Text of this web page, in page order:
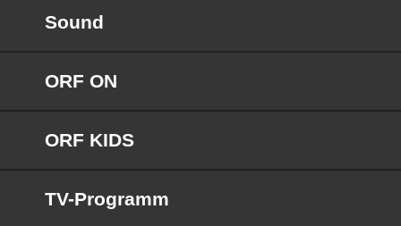
Sound
ORF ON
ORF KIDS
TV-Programm